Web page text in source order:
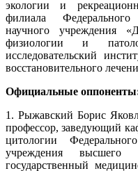
экологии и
филиала Федерального
научного учреждения
физиологии и
исследовательский
восстановительного
Официальные
1. Рыжавский Борис
профессор, заведующий
цитологии
учреждения высшего
государственный